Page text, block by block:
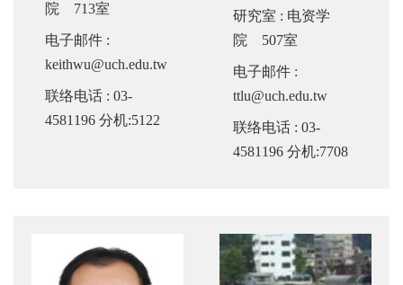
院 713室
电子邮件 :
keithwu@uch.edu.tw
联络电话 : 03-
4581196 分机:5122
研究室 : 电资学
院 507室
电子邮件 :
ttlu@uch.edu.tw
联络电话 : 03-
4581196 分机:7708